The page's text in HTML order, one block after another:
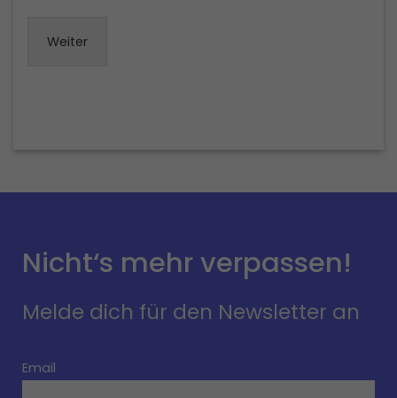
Weiter
Nicht‘s mehr verpassen!
Melde dich für den Newsletter an
Email